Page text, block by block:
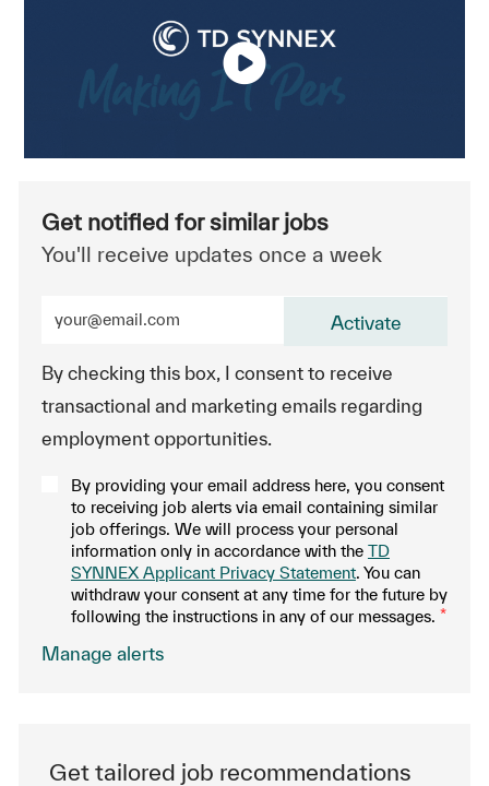
Get notified for similar jobs
You'll receive updates once a week
By checking this box, I consent to receive
transactional and marketing emails regarding
employment opportunities.
By providing your email address here, you consent
to receiving job alerts via email containing similar
job offerings. We will process your personal
information only in accordance with the TD
SYNNEX Applicant Privacy Statement. You can
withdraw your consent at any time for the future by
following the instructions in any of our messages. *
.
Activate
Manage alerts
Get tailored job recommendations